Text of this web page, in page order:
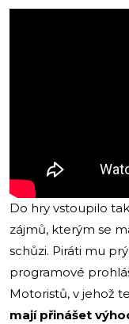
Do hry vstoupilo
zájmů, kterým se
schůzi. Piráti mu
programové
Motoristů, v jehož
mají přinášet